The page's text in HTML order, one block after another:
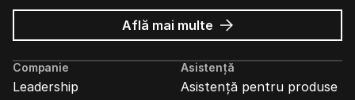
Află mai multe despre
Reclame
Mozilla
Companie
Leadership
Asistență
Asistență pentru produse